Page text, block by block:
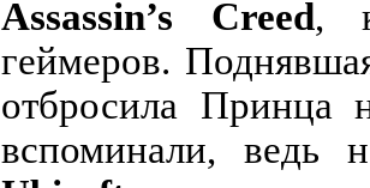
Assassin’s Creed,
геймеров.
отбросила
вспоминали, ведь